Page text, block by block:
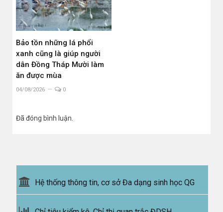
Bảo tồn những lá phổi
xanh cũng là giúp người
dân Đồng Tháp Mười làm
ăn được mùa
04/08/2026 0
Đã đóng bình luận.
Hệ thống thông tin, cơ sở Đa dạng sinh học QG